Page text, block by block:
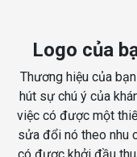
Logo của
Thương hiệu của
hút sự chú ý của
việc có được một
sửa đổi nó theo nhu